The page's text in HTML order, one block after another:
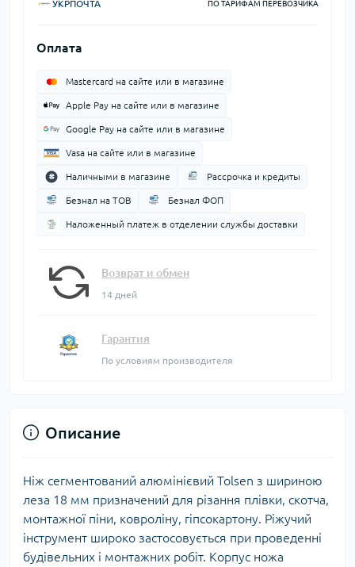
УКРПОЧТА ПО ТАРИФАМ ПЕРЕВОЗЧИКА
Оплата
Mastercard на сайте или в магазине
Apple Pay на сайте или в магазине
Google Pay на сайте или в магазине
Vasa на сайте или в магазине
Наличными в магазине Рассрочка и кредиты
Безнал на ТОВ Безнал ФОП
Наложенный платеж в отделении службы доставки
Возврат и обмен
14 дней
Гарантия
По условиям производителя
Описание
Ніж сегментований алюмінієвий Tolsen з шириною
леза 18 мм призначений для різання плівки, скотча,
монтажної піни, ковроліну, гіпсокартону. Ріжучий
інструмент широко застосовується при проведенні
будівельних і монтажних робіт. Корпус ножа